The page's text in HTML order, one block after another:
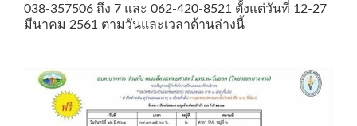
038-357506 ถึง 7 และ 062-420-8521 ตั้งแต่วันที่ 12-27
มีนาคม 2561 ตามวันและเวลาด้านล่างนี้